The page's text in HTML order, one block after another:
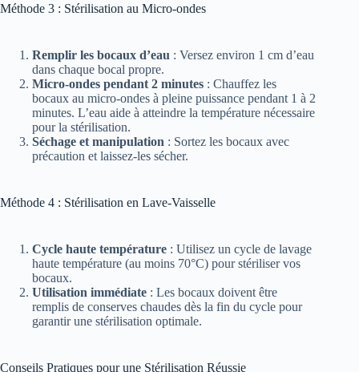
Méthode 3 : Stérilisation au Micro-ondes
Remplir les bocaux d’eau : Versez environ 1 cm d’eau
dans chaque bocal propre.
Micro-ondes pendant 2 minutes : Chauffez les
bocaux au micro-ondes à pleine puissance pendant 1 à 2
minutes. L’eau aide à atteindre la température nécessaire
pour la stérilisation.
Séchage et manipulation : Sortez les bocaux avec
précaution et laissez-les sécher.
Méthode 4 : Stérilisation en Lave-Vaisselle
Cycle haute température : Utilisez un cycle de lavage
haute température (au moins 70°C) pour stériliser vos
bocaux.
Utilisation immédiate : Les bocaux doivent être
remplis de conserves chaudes dès la fin du cycle pour
garantir une stérilisation optimale.
Conseils Pratiques pour une Stérilisation Réussie